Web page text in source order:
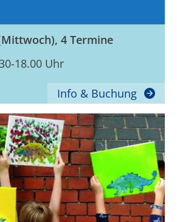
4 Termine
18.00 Uhr
Info & Buchung